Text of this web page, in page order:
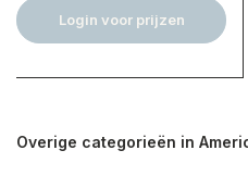
Login voor prijzen
Overige categorieën in